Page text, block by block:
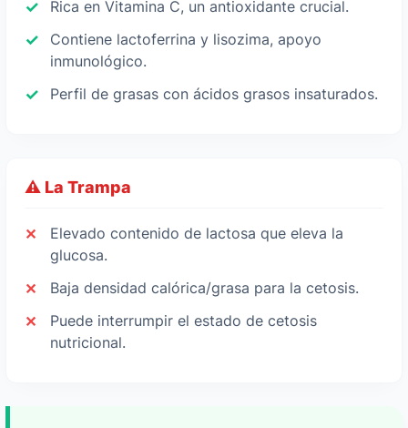
Rica en Vitamina C, un antioxidante crucial.
Contiene lactoferrina y lisozima, apoyo
inmunológico.
Perfil de grasas con ácidos grasos insaturados.
⚠️ La Trampa
Elevado contenido de lactosa que eleva la
glucosa.
Baja densidad calórica/grasa para la cetosis.
Puede interrumpir el estado de cetosis
nutricional.